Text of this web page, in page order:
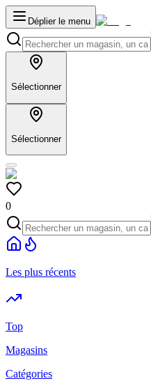
Déplier le menu
Sélectionner
Sélectionner
0
Les plus récents
Top
Magasins
Catégories